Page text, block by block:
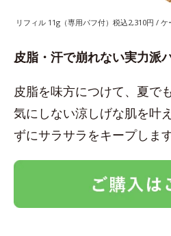
リフィル 11g（専用パフ付）税込2,310円 / ケ
皮脂・汗で崩れない実力派
皮脂を味方につけて、夏で
気にしない涼しげな肌を叶
ずにサラサラをキープします